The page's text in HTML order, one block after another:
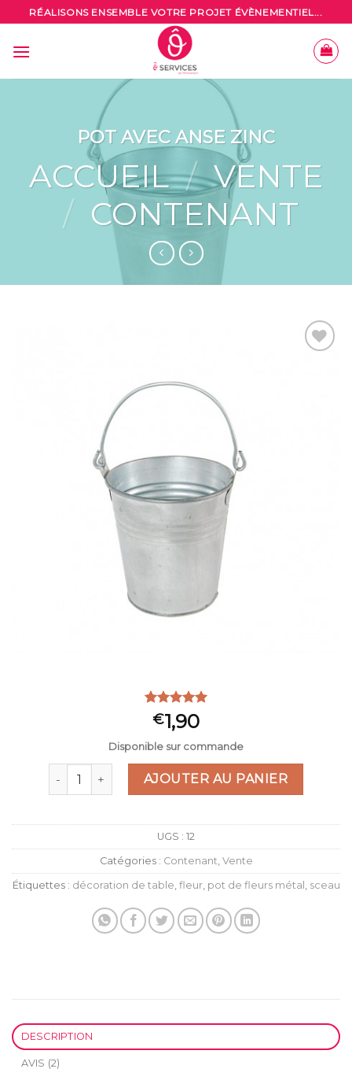
to
content
RÉALISONS ENSEMBLE VOTRE PROJET ÉVÈNEMENTIEL...
POT AVEC ANSE ZINC
ACCUEIL / VENTE
/ CONTENANT
Noté 5.00
sur 5 basé
sur notation
client
€1,90
Disponible sur commande
quantité de POT AVEC ANSE ZINC
AJOUTER AU PANIER
UGS : 12
Catégories : Contenant, Vente
Étiquettes : décoration de table, fleur, pot de fleurs métal , sceau
DESCRIPTION
AVIS (2)